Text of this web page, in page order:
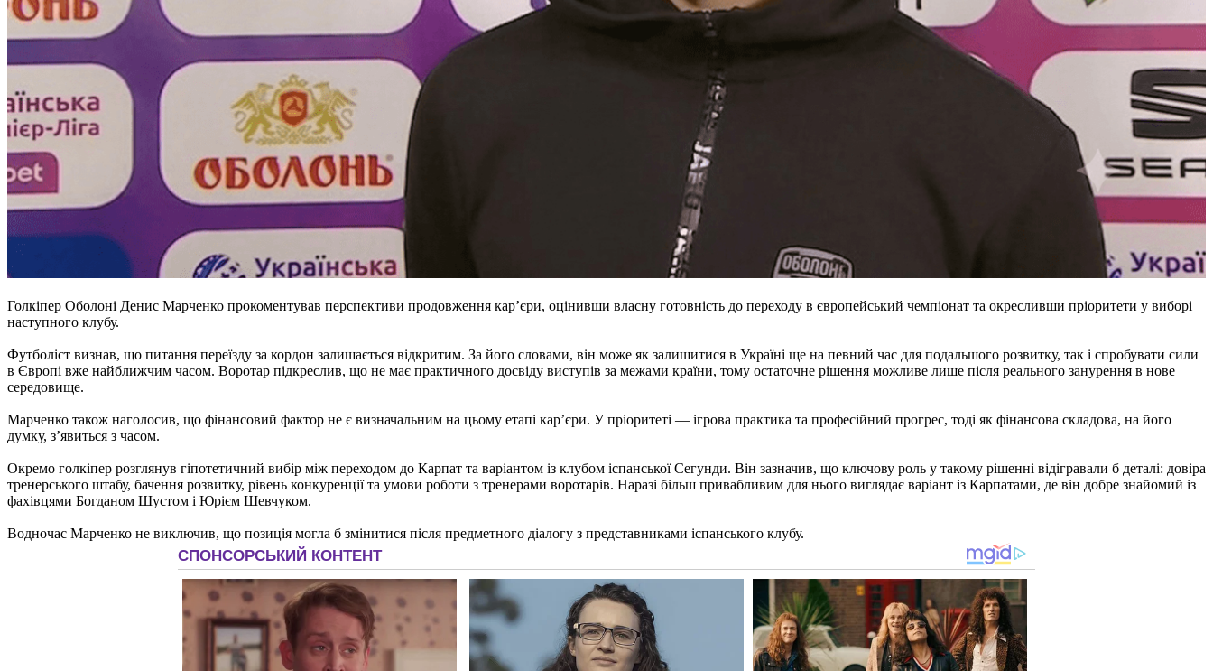
Голкіпер Оболоні Денис Марченко прокоментував перспективи продовження кар’єри, оцінивши власну готовність до переходу в європейський чемпіонат та окресливши пріоритети у виборі
наступного клубу.
Футболіст визнав, що питання переїзду за кордон залишається відкритим. За його словами, він може як залишитися в Україні ще на певний час для подальшого розвитку, так і спробувати сили
в Європі вже найближчим часом. Воротар підкреслив, що не має практичного досвіду виступів за межами країни, тому остаточне рішення можливе лише після реального занурення в нове
середовище.
Марченко також наголосив, що фінансовий фактор не є визначальним на цьому етапі кар’єри. У пріоритеті — ігрова практика та професійний прогрес, тоді як фінансова складова, на його
думку, з’явиться з часом.
Окремо голкіпер розглянув гіпотетичний вибір між переходом до Карпат та варіантом із клубом іспанської Сегунди. Він зазначив, що ключову роль у такому рішенні відігравали б деталі: довіра
тренерського штабу, бачення розвитку, рівень конкуренції та умови роботи з тренерами воротарів. Наразі більш привабливим для нього виглядає варіант із Карпатами, де він добре знайомий із
фахівцями Богданом Шустом і Юрієм Шевчуком.
Водночас Марченко не виключив, що позиція могла б змінитися після предметного діалогу з представниками іспанського клубу.